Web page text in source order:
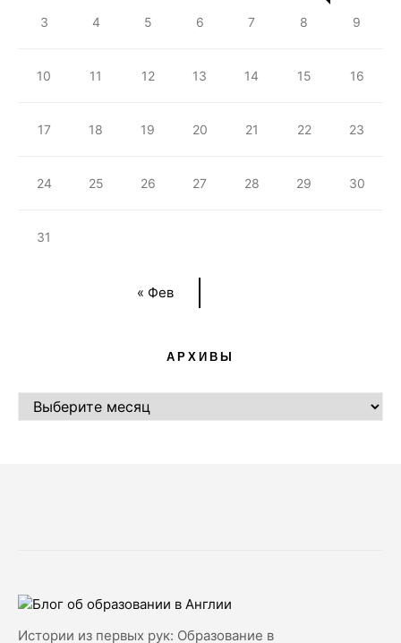
« Фев
3 4 5 6 7 8 9
10 11 12 13 14 15 16
17 18 19 20 21 22 23
24 25 26 27 28 29 30
31
АРХИВЫ
Истории из первых рук: Образование в